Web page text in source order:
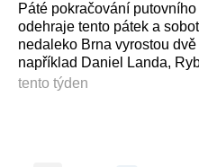
Páté pokračování
odehraje tento pátek a
nedaleko Brna vyrostou
například Daniel Landa,
tento týden